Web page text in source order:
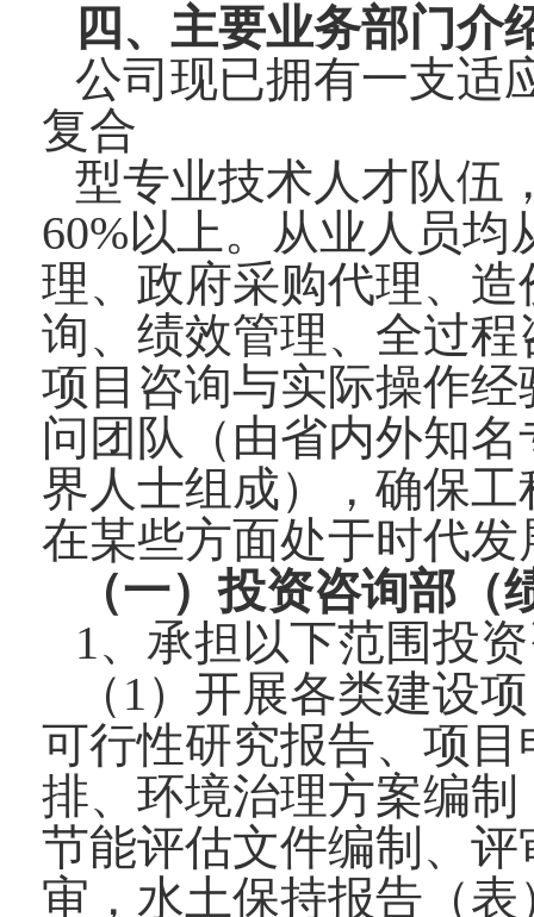
四、主要业务部门介
公司现已拥有一支适
复合
型专业技术人才队伍
60%以上。从业人员
理、政府采购代理、
询、绩效管理、全过
项目咨询与实际操作
问团队（由省内外知
界人士组成），确保
在某些方面处于时代发
（一）投资咨询部
1、承担以下范围投
（1）开展各类建设
可行性研究报告、项
排、环境治理方案编
节能评估文件编制、
审，水土保持报告（